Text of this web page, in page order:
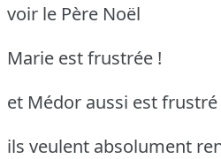
voir le Père Noël
Marie est frustrée !
et Médor aussi est frustré
ils veulent absolument